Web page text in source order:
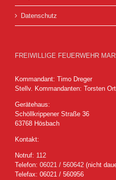
Datenschutz
FREIWILLIGE FEUERWEHR
Kommandant: Timo Dreger
Stellv. Kommandanten: Torsten
Gerätehaus:
Schöllkrippener Straße 36
63768 Hösbach
Kontakt:
Notruf: 112
Telefon: 06021 / 560642 (nicht
Telefax: 06021 / 560956